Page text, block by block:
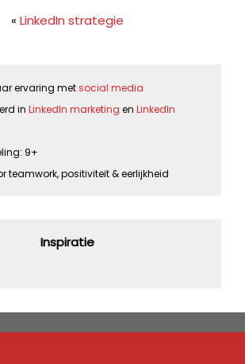
« LinkedIn strategie
ervaring metsocial media
in LinkedIn marketing en LinkedIn
9+
teamwork, positiviteit & eerlijkheid
Inspiratie